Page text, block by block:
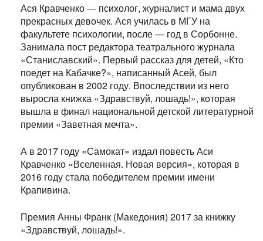
Ася Кравченко — психолог, журналист и мама двух
прекрасных девочек. Ася училась в МГУ на
факультете психологии, после — год в Сорбонне.
Занимала пост редактора театрального журнала
«Станиславский». Первый рассказ для детей, «Кто
поедет на Кабачке?», написанный Асей, был
опубликован в 2002 году. Впоследствии из него
выросла книжка «Здравствуй, лошадь!», которая
вышла в финал национальной детской литературной
премии «Заветная мечта».
А в 2017 году «Самокат» издал повесть Аси
Кравченко «Вселенная. Новая версия», которая в
2016 году стала победителем премии имени
Крапивина.
Премия Анны Франк (Македония) 2017 за книжку
«Здравствуй, лошадь!».